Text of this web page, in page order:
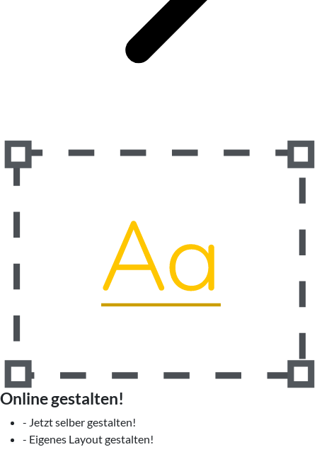
Online gestalten!
- Jetzt selber gestalten!
- Eigenes Layout gestalten!